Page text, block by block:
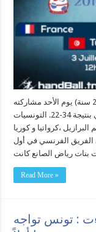
استأنف المنتخب التونسي للصّغريات (أقل من 20 سنة) يوم الأحد مشاركته
في مونديال روسيا بخسارة أمام نظيره الفرنسي بنتيجة 34-22. التونسيات
،كرواتيا و كوريا
الفريق الفرنسي في أول
Read More »
اللقاءت : تونس تواجه